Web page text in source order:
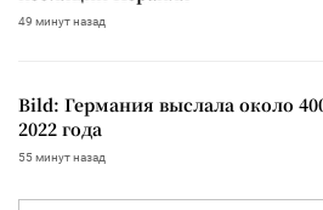
49 минут назад
Bild: Германия выслала около
2022 года
55 минут назад